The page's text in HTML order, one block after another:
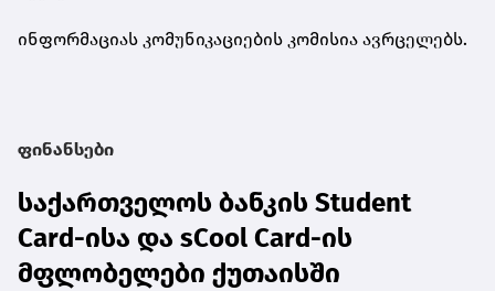
ინფორმაციას კომუნიკაციების კომისია ავრცელებს.
ფინანსები
საქართველოს ბანკის Student
Card-ისა და sCool Card-ის
მფლობელები ქუთაისში